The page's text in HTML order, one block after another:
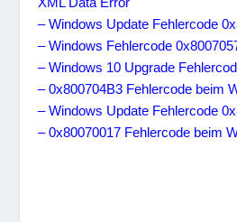
– Windows Update Fehlercode
– Windows Fehlercode
– Windows 10 Upgrade
– 0x800704B3 Fehlercode beim
– Windows Update Fehlercode
– 0x80070017 Fehlercode beim